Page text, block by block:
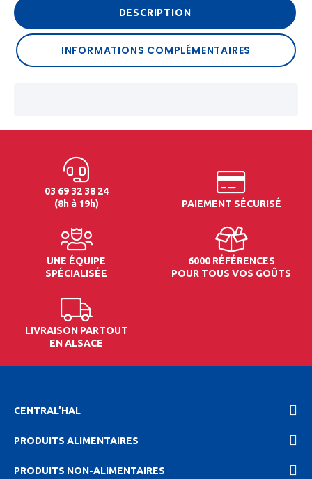
DESCRIPTION
INFORMATIONS COMPLÉMENTAIRES
03 69 32 38 24
(8h à 19h)
PAIEMENT SÉCURISÉ
UNE ÉQUIPE
SPÉCIALISÉE
6000 RÉFÉRENCES
POUR TOUS VOS GOÛTS
LIVRAISON PARTOUT
EN ALSACE
CENTRAL’HAL
PRODUITS ALIMENTAIRES
PRODUITS NON-ALIMENTAIRES